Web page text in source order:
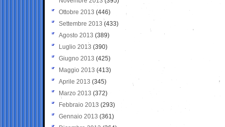
Ottobre 2013 (446)
Settembre 2013 (433)
Agosto 2013 (389)
Luglio 2013 (390)
Giugno 2013 (425)
Maggio 2013 (413)
Aprile 2013 (345)
Marzo 2013 (372)
Febbraio 2013 (293)
Gennaio 2013 (361)